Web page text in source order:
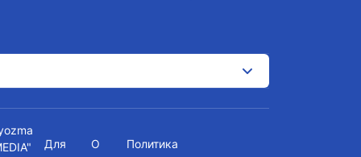
Для О Политика